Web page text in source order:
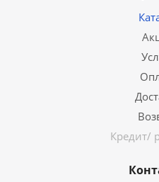
Кредит/